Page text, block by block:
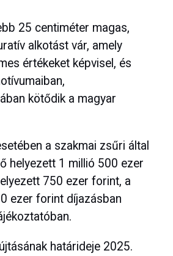
25 centiméter magas,
alkotást vár, amely
értékeket képvisel, és
kötődik a magyar
a szakmai zsűri által
helyezett 1 millió 500 ezer
750 ezer forint, a
ezer forint díjazásban
határideje 2025.